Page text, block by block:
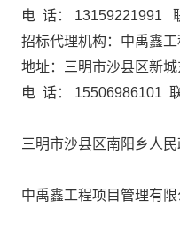
电 话： 13159221991
招标代理机构： 中禹鑫
地址：
三明市沙县区新
电 话： 15506986101
三明市沙县区南阳乡人
中禹鑫工程项目管理有限